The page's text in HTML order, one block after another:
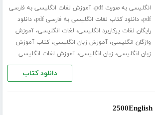
انگلیسی به صورت pdf
،آموزش لغات انگلیسی به فارسی
pdf،دانلود کتاب لغات انگلیسی به فارسی pdf ،دانلود
رایگان لغات پرکاربرد انگلیسی، لغات انگلیسی،آموزش
واژگان انگلیسی،آموزش زبان انگلیسی،کتاب آموزش
زبان انگلیسی، زبان انگلیسی،آموزش لغات انگلیسی
دانلود کتاب